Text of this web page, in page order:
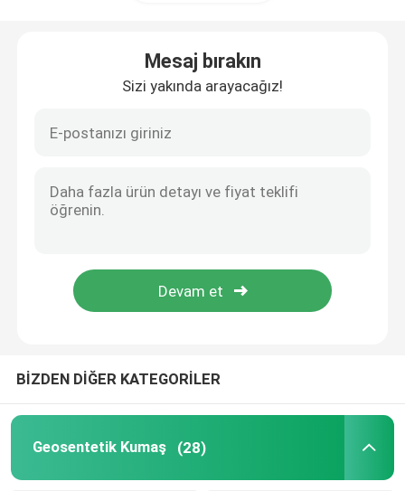
HDPE Tek Eksenli Geogrid
HDPE Dokulu Geomembran
Kompozit Geomembran
Mesaj bırakın
Sizi yakında arayacağız!
BİZDEN DİĞER KATEGORİLER
Geosentetik Kumaş (28)